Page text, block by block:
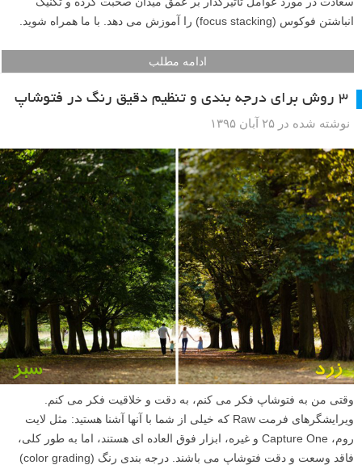
انباشتن فوکوس (focus stacking) را آموزش می دهد. با ما همراه شوید.
ادامه مطلب
۳ روش برای درجه بندی و تنظیم دقیق رنگ در فتوشاپ
نوشته شده در ۲۵ آبان ۱۳۹۵
وقتی من به فتوشاپ فکر می کنم، به دقت و خلاقیت فکر می کنم.
ویرایشگرهای فرمت Raw که خیلی از شما با آنها آشنا هستید: مثل لایت
روم، Capture One و غیره، ابزار فوق العاده ای هستند، اما به طور کلی،
فاقد وسعت و دقت فتوشاپ می باشند. درجه بندی رنگ (color grading)